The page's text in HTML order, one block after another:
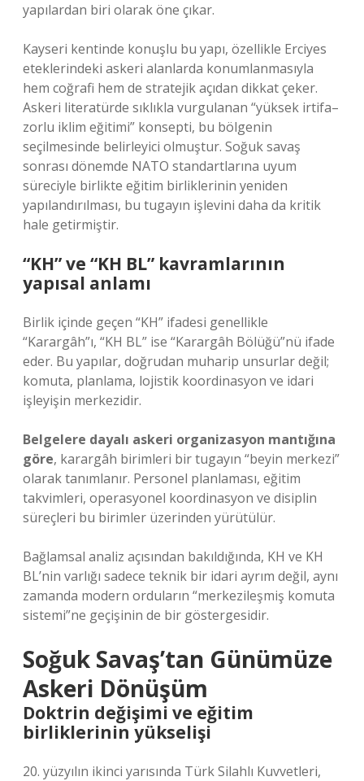
yapılardan biri olarak öne çıkar.
Kayseri kentinde konuşlu bu yapı, özellikle Erciyes
eteklerindeki askeri alanlarda konumlanmasıyla
hem coğrafi hem de stratejik açıdan dikkat çeker.
Askeri literatürde sıklıkla vurgulanan “yüksek irtifa–
zorlu iklim eğitimi” konsepti, bu bölgenin
seçilmesinde belirleyici olmuştur. Soğuk savaş
sonrası dönemde NATO standartlarına uyum
süreciyle birlikte eğitim birliklerinin yeniden
yapılandırılması, bu tugayın işlevini daha da kritik
hale getirmiştir.
“KH” ve “KH BL” kavramlarının
yapısal anlamı
Birlik içinde geçen “KH” ifadesi genellikle
“Karargâh”ı, “KH BL” ise “Karargâh Bölüğü”nü ifade
eder. Bu yapılar, doğrudan muharip unsurlar değil;
komuta, planlama, lojistik koordinasyon ve idari
işleyişin merkezidir.
Belgelere dayalı askeri organizasyon mantığına
göre, karargâh birimleri bir tugayın “beyin merkezi”
olarak tanımlanır. Personel planlaması, eğitim
takvimleri, operasyonel koordinasyon ve disiplin
süreçleri bu birimler üzerinden yürütülür.
Bağlamsal analiz açısından bakıldığında, KH ve KH
BL’nin varlığı sadece teknik bir idari ayrım değil, aynı
zamanda modern orduların “merkezileşmiş komuta
sistemi”ne geçişinin de bir göstergesidir.
Soğuk Savaş’tan Günümüze
Askeri Dönüşüm
Doktrin değişimi ve eğitim
birliklerinin yükselişi
20. yüzyılın ikinci yarısında Türk Silahlı Kuvvetleri,